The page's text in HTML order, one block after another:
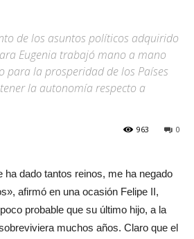
de los asuntos políticos adquirido
Eugenia trabajó mano a mano
para la prosperidad de los Países
la autonomía respecto a
0
963
ha dado tantos reinos, me ha negado
afirmó en una ocasión Felipe II,
probable que su último hijo, a la
muchos años. Claro que el